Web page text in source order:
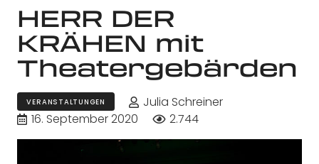
HERR DER
KRÄHEN mit
Theatergebärden
VERANSTALTUNGEN
Julia Schreiner
16. September 2020
2.744